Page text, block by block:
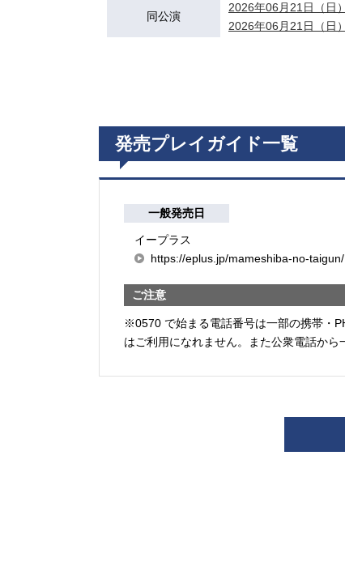
同公演
2026年06月21日（
2026年06月21日（
発売プレイガイド一覧
一般発売日
イープラス
https://eplus.jp/mameshiba-no-taigun/
ご注意
※0570 で始まる電話番号は一部の携帯・
はご利用になれません。また公衆電話から